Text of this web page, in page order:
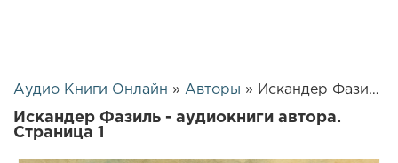
Аудио Книги Онлайн » Авторы » Искандер Фазиль
Искандер Фазиль - аудиокниги автора.
Страница 1